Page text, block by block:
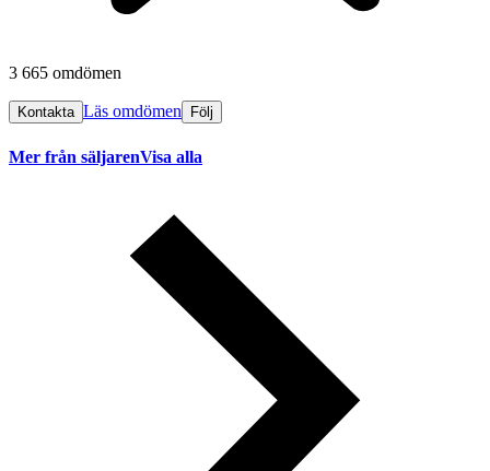
3 665 omdömen
Kontakta Läs omdömen Följ
Mer från säljarenVisa alla